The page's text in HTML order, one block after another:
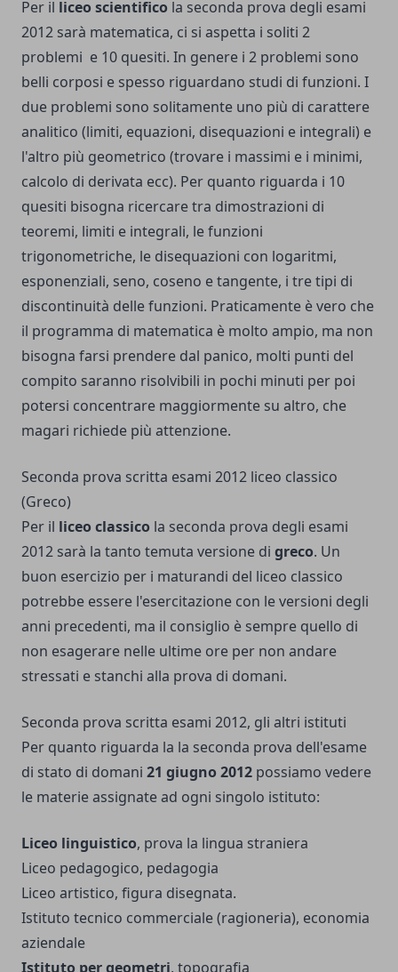
Per il liceo scientifico la seconda prova degli esami
2012 sarà matematica, ci si aspetta i soliti 2
problemi e 10 quesiti. In genere i 2 problemi sono
belli corposi e spesso riguardano studi di funzioni. I
due problemi sono solitamente uno più di carattere
analitico (limiti, equazioni, disequazioni e integrali) e
l'altro più geometrico (trovare i massimi e i minimi,
calcolo di derivata ecc). Per quanto riguarda i 10
quesiti bisogna ricercare tra dimostrazioni di
teoremi, limiti e integrali, le funzioni
trigonometriche, le disequazioni con logaritmi,
esponenziali, seno, coseno e tangente, i tre tipi di
discontinuità delle funzioni. Praticamente è vero che
il programma di matematica è molto ampio, ma non
bisogna farsi prendere dal panico, molti punti del
compito saranno risolvibili in pochi minuti per poi
potersi concentrare maggiormente su altro, che
magari richiede più attenzione.
Seconda prova scritta esami 2012 liceo classico
(Greco)
Per il liceo classico la seconda prova degli esami
2012 sarà la tanto temuta versione di greco. Un
buon esercizio per i maturandi del liceo classico
potrebbe essere l'esercitazione con le versioni degli
anni precedenti, ma il consiglio è sempre quello di
non esagerare nelle ultime ore per non andare
stressati e stanchi alla prova di domani.
Seconda prova scritta esami 2012, gli altri istituti
Per quanto riguarda la la seconda prova dell'esame
di stato di domani 21 giugno 2012 possiamo vedere
le materie assignate ad ogni singolo istituto:
Liceo linguistico, prova la lingua straniera
Liceo pedagogico, pedagogia
Liceo artistico, figura disegnata.
Istituto tecnico commerciale (ragioneria), economia
aziendale
Istituto per geometri, topografia